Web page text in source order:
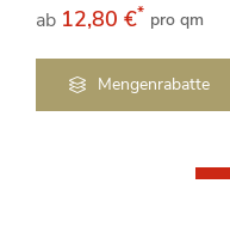
ab 12,80 €* pro qm
Mengenrabatte